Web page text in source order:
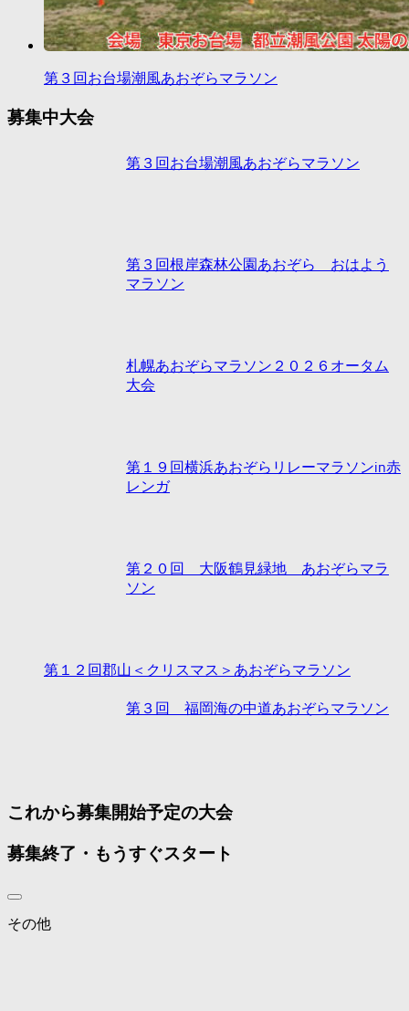
第３回お台場潮風あおぞらマラソン
募集中大会
第３回お台場潮風あおぞらマラソン
第３回根岸森林公園あおぞら おはよう
マラソン
札幌あおぞらマラソン２０２６オータム
大会
第１９回横浜あおぞらリレーマラソンin赤
レンガ
第２０回 大阪鶴見緑地 あおぞらマラ
ソン
第１２回郡山＜クリスマス＞あおぞらマラソン
第３回 福岡海の中道あおぞらマラソン
これから募集開始予定の大会
募集終了・もうすぐスタート
その他